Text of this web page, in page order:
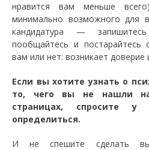
нравится вам меньше
минимально возможного для
кандидатура —
пообщайтесь и постарайтесь
вам или нет: возникает доверие
Если вы хотите узнать о
то, чего вы не нашли
страницах, спросите
определиться.
И не спешите сделать